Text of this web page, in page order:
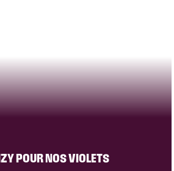
POUR NOS VIOLETS